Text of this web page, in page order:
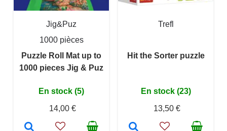
Jig&Puz
1000 pièces
Puzzle Roll Mat up to
1000 pieces Jig & Puz
En stock (5)
14,00 €
Trefl
Hit the Sorter puzzle
En stock (23)
13,50 €